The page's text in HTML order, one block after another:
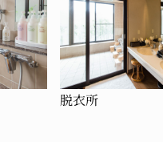
脱衣所